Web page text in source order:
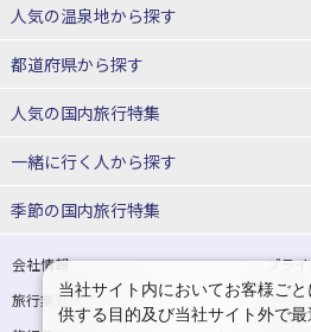
東北
青森県
宮城県
山形県
関東
埼玉県 千
北海道ホテル・旅館
青森県ホテル・旅館
宮城県ホテル・旅館
山形県ホテル・旅館
東京都ホテル・旅館 神
人気の温泉地から探す
北海道
湯の川温泉(北海道)
十勝川温泉(北海道)
洞爺湖温泉(北海道)
層雲峡温泉(北海道)
東北
都道府県から探す
北海道旅行・ツアー
東北
青森旅行・ツアー 岩手
宮城旅行・ツアー 秋
人気の国内旅行特集
東京ディズニーリゾート®への旅
ユ
一緒に行く人から探す
一人旅 国内版
カップル・夫婦旅行 国内版 女
卒業旅行・学生旅行 国内版
季節の国内旅行特集
桜・お花見特集
ゴー
旅行
会社情報
プラ
旅行業登録票・約款
規約集
当社サイト内においてお客様ご
供する目的及び当社サイト外で